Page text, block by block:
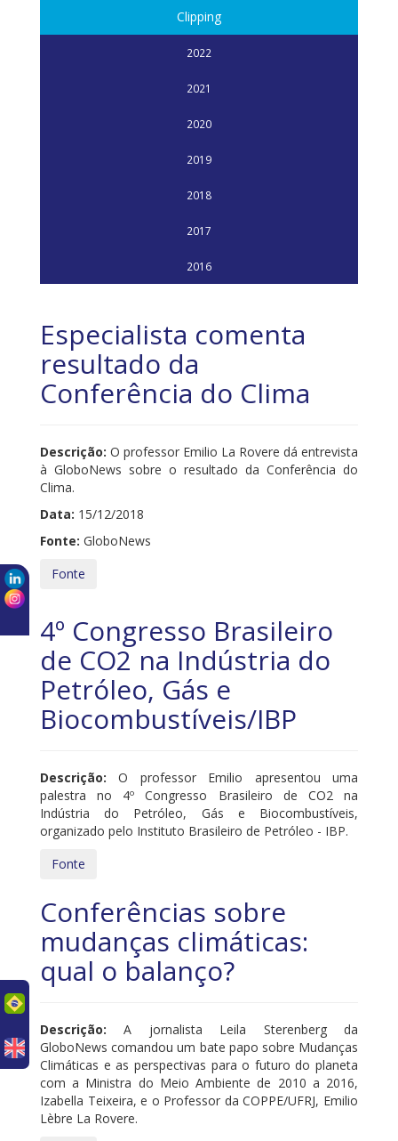
Clipping
2022
2021
2020
2019
2018
2017
2016
Especialista comenta
resultado da
Conferência do Clima
Descrição: O professor Emilio La Rovere dá entrevista
à GloboNews sobre o resultado da Conferência do
Clima.
Data: 15/12/2018
Fonte: GloboNews
Fonte
4º Congresso Brasileiro
de CO2 na Indústria do
Petróleo, Gás e
Biocombustíveis/IBP
Descrição:O professor Emilio apresentou uma
palestra no 4º Congresso Brasileiro de CO2 na
Indústria do Petróleo, Gás e Biocombustíveis,
organizado pelo Instituto Brasileiro de Petróleo - IBP.
Fonte
Conferências sobre
mudanças climáticas:
qual o balanço?
Descrição: A jornalista Leila Sterenberg da
GloboNews comandou um bate papo sobre Mudanças
Climáticas e as perspectivas para o futuro do planeta
com a Ministra do Meio Ambiente de 2010 a 2016,
Izabella Teixeira, e o Professor da COPPE/UFRJ, Emilio
Lèbre La Rovere.